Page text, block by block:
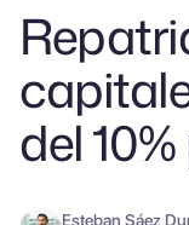
del
Esteban Sáez